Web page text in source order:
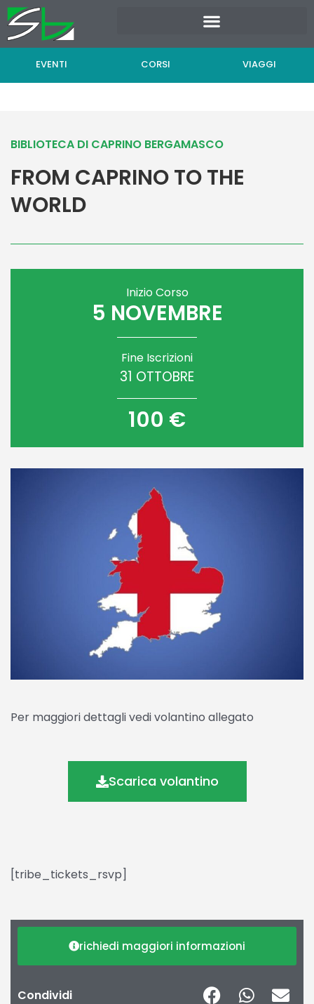
Vai
al
contenuto
EVENTI CORSI VIAGGI
BIBLIOTECA DI CAPRINO BERGAMASCO
FROM CAPRINO TO THE
WORLD
Inizio Corso
5 NOVEMBRE
Fine Iscrizioni
31 OTTOBRE
100 €
Per maggiori dettagli vedi volantino allegato
Scarica volantino
[tribe_tickets_rsvp]
richiedi maggiori informazioni
Condividi